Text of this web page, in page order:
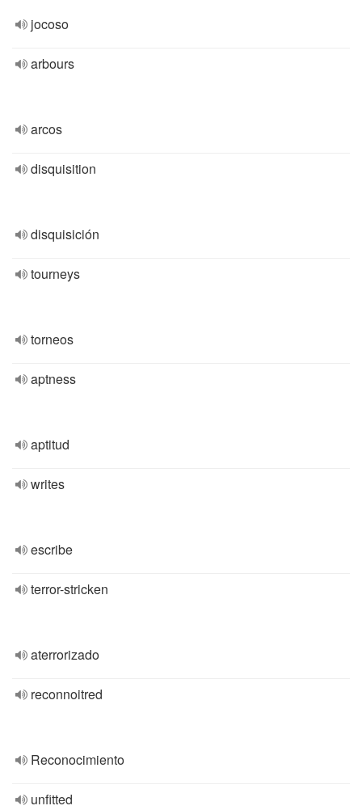
jocoso
arbours
arcos
disquisition
disquisición
tourneys
torneos
aptness
aptitud
writes
escribe
terror-stricken
aterrorizado
reconnoitred
Reconocimiento
unfitted